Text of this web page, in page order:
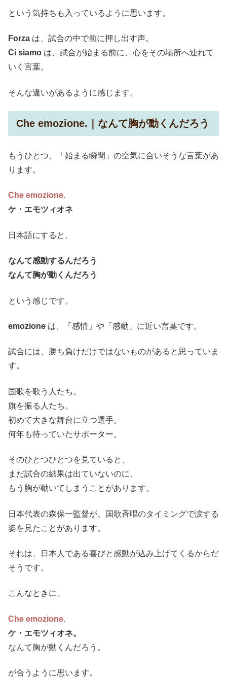
という気持ちも入っているように思います。
Forza は、試合の中で前に押し出す声。
Ci siamo は、試合が始まる前に、心をその場所へ連れて
いく言葉。
そんな違いがあるように感じます。
Che emozione.｜なんて胸が動くんだろう
もうひとつ、「始まる瞬間」の空気に合いそうな言葉があ
ります。
Che emozione.
ケ・エモツィオネ
日本語にすると、
なんて感動するんだろう
なんて胸が動くんだろう
という感じです。
emozione は、「感情」や「感動」に近い言葉です。
試合には、勝ち負けだけではないものがあると思っていま
す。
国歌を歌う人たち。
旗を振る人たち。
初めて大きな舞台に立つ選手。
何年も待っていたサポーター。
そのひとつひとつを見ていると、
まだ試合の結果は出ていないのに、
もう胸が動いてしまうことがあります。
日本代表の森保一監督が、国歌斉唱のタイミングで涙する
姿を見たことがあります。
それは、日本人である喜びと感動が込み上げてくるからだ
そうです。
こんなときに、
Che emozione.
ケ・エモツィオネ。
なんて胸が動くんだろう。
が合うように思います。